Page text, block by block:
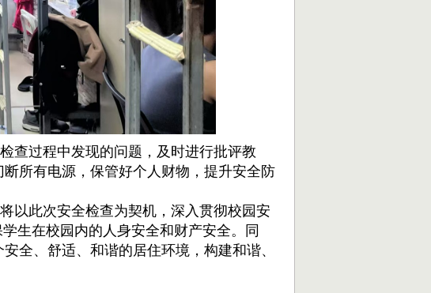
查过程中发现的问题，及时进行批评教
断所有电源，保管好个人财物，提升安全防
此次安全检查为契机，深入贯彻校园安
生在校园内的人身安全和财产安全。同
全、舒适、和谐的居住环境，构建和谐、